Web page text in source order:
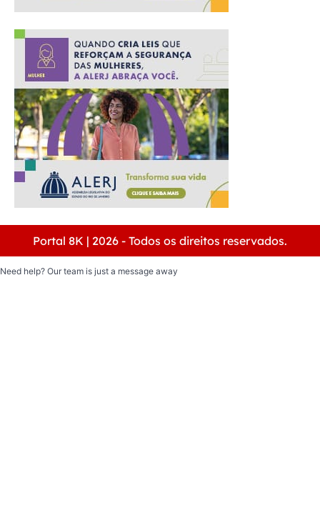
Portal 8K | 2026 - Todos os direitos reservados.
Need help? Our team is just a message away